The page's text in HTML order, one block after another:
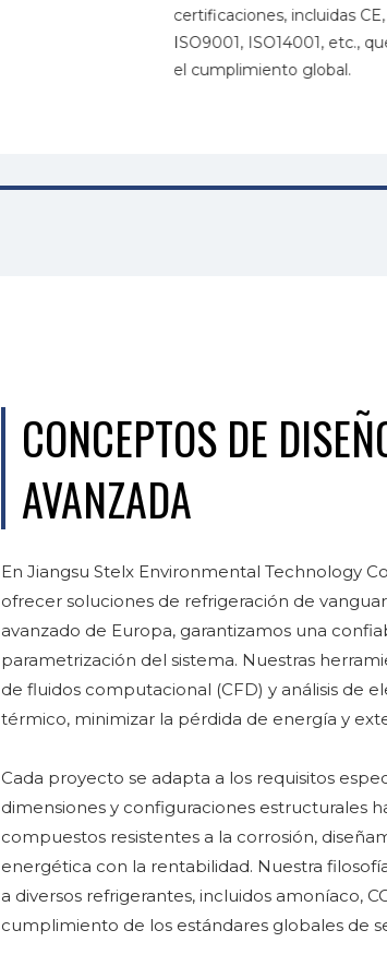
certificaciones, incluidas CE,
ISO9001, ISO14001, etc.,
el cumplimiento global.
CONCEPTOS DE
AVANZADA
En Jiangsu Stelx Environmental Technology
ofrecer soluciones de refrigeración de
avanzado de Europa, garantizamos una
parametrización del sistema. Nuestras
de fluidos computacional (CFD) y análisis de
térmico, minimizar la pérdida de energía y
Cada proyecto se adapta a los requisitos
dimensiones y configuraciones estructurales
compuestos resistentes a la corrosión,
energética con la rentabilidad. Nuestra
a diversos refrigerantes, incluidos amoníaco,
cumplimiento de los estándares globales de